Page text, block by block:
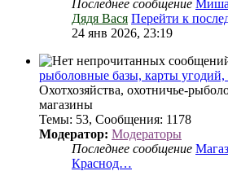
Последнее сообщение
Дядя Вася Перейти к
24 янв 2026, 23:19
рыболовные базы, карты угодий,
Охотхозяйства, охотничье-
магазины
Темы: 53, Сообщения: 1178
Модератор: Модераторы
Последнее сообщение
Краснод…